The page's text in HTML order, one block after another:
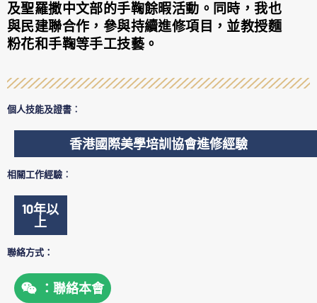
及聖羅撒中文部的手鞠餘暇活動。同時，我也
與民建聯合作，參與持續進修項目，並教授麵
粉花和手鞠等手工技藝。
個人技能及證書︰
香港國際美學培訓協會進修經驗
相關工作經驗︰
10年以
上
聯絡方式：
：聯絡本會